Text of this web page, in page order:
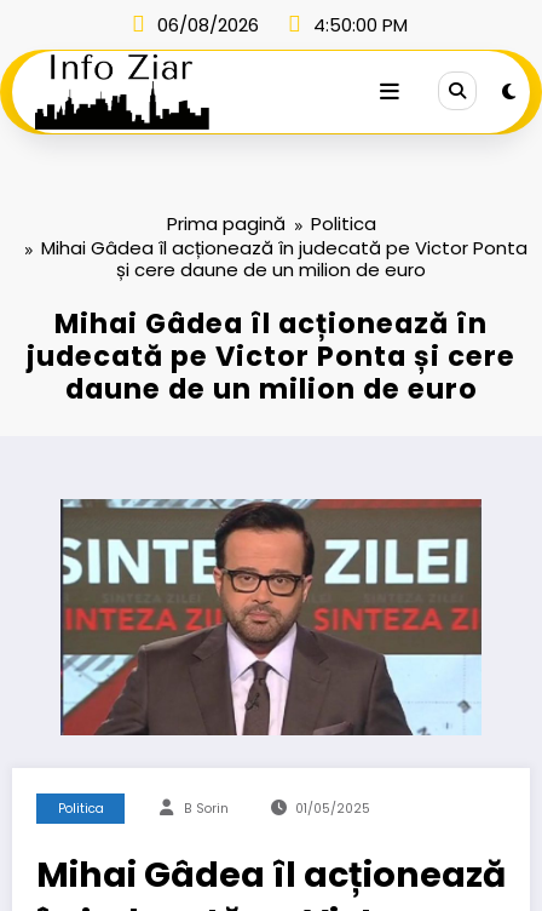
conținut
06/08/2026 4:50:00 PM
Prima pagină
Politica
Mihai Gâdea îl acționează în judecată pe Victor Ponta
și cere daune de un milion de euro
Mihai Gâdea îl acționează în
judecată pe Victor Ponta și cere
daune de un milion de euro
Politica B Sorin 01/05/2025
Mihai Gâdea îl acționează